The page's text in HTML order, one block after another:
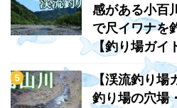
感がある小百
で尺イワナを
【釣り場ガイ
【渓流釣り場
釣り場の穴場